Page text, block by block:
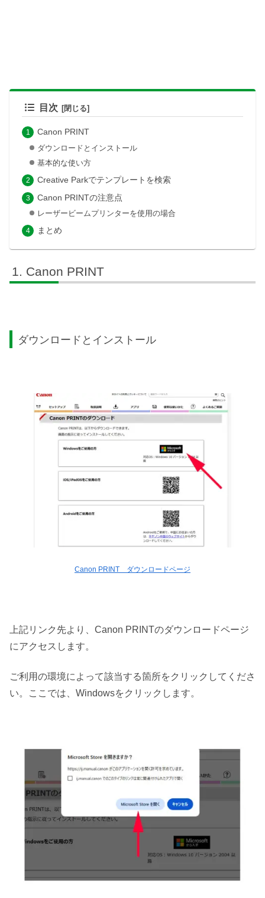
目次
Canon PRINT
ダウンロードとインストール
基本的な使い方
Creative Parkでテンプレートを検索
Canon PRINTの注意点
レーザービームプリンターを使用の場合
まとめ
Canon PRINT
ダウンロードとインストール
Canon PRINT ダウンロードページ
上記リンク先より、Canon PRINTのダウンロードページ
にアクセスします。
ご利用の環境によって該当する箇所をクリックしてくださ
い。ここでは、Windowsをクリックします。